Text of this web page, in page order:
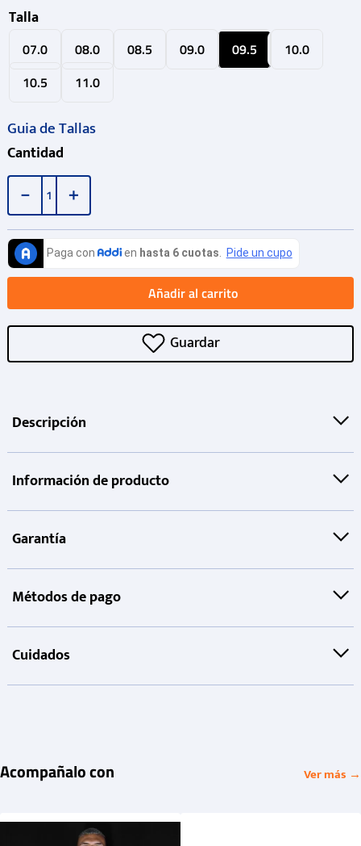
Talla
07.0 08.0 08.5 09.0 09.5
10.0
10.5
11.0
Guia de Tallas
Cantidad
＋
－
Añadir al carrito
Descripción
Información de producto
Garantía
Métodos de pago
Cuidados
Acompañalo con Ver más →